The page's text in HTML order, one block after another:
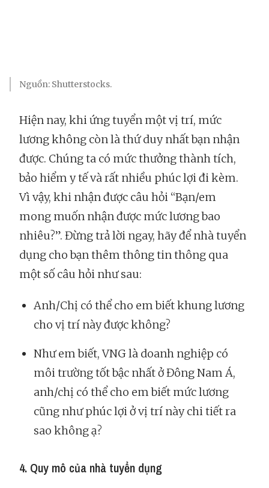
Nguồn: Shutterstocks.
Hiện nay, khi ứng tuyển một vị trí, mức
lương không còn là thứ duy nhất bạn nhận
được. Chúng ta có mức thưởng thành tích,
bảo hiểm y tế và rất nhiều phúc lợi đi kèm.
Vì vậy, khi nhận được câu hỏi “Bạn/em
mong muốn nhận được mức lương bao
nhiêu?”. Đừng trả lời ngay, hãy để nhà tuyển
dụng cho bạn thêm thông tin thông qua
một số câu hỏi như sau:
Anh/Chị có thể cho em biết khung lương
cho vị trí này được không?
Như em biết, VNG là doanh nghiệp có
môi trường tốt bậc nhất ở Đông Nam Á,
anh/chị có thể cho em biết mức lương
cũng như phúc lợi ở vị trí này chi tiết ra
sao không ạ?
4. Quy mô của nhà tuyển dụng